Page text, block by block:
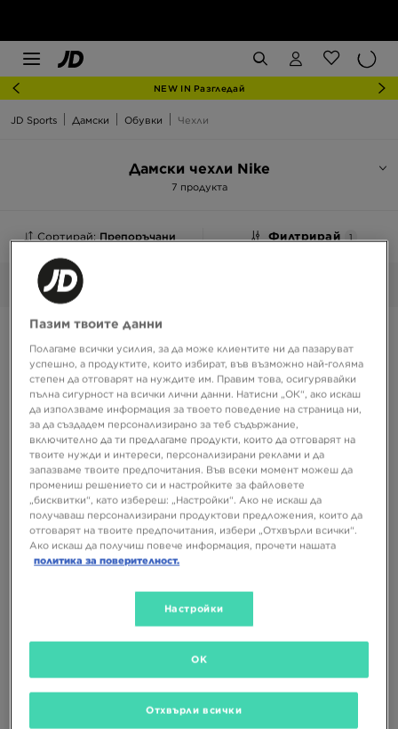
NEW IN Разгледай
JD Sports Дамски Обувки Чехли
Дамски чехли Nike
7 продукта
Сортирай:Препоръчани Филтрирай 1
Избрани:
NIKE VICTORI ONE SLIDE
68,43 ЛВ.
Пазим твоите данни
Полагаме всички усилия, за да може клиентите ни да пазаруват
успешно, а продуктите, които избират, във възможно най-голяма
степен да отговарят на нуждите им. Правим това, осигурявайки
пълна сигурност на всички лични данни. Натисни „ОК“, ако искаш
да използваме информация за твоето поведение на страница ни,
за да създадем персонализирано за теб съдържание,
включително да ти предлагаме продукти, които да отговарят на
твоите нужди и интереси, персонализирани реклами и да
запазваме твоите предпочитания. Във всеки момент можеш да
промениш решението си и настройките за файловете
„бисквитки“, като избереш: „Настройки“. Ако не искаш да
получаваш персонализирани продуктови предложения, които да
отговарят на твоите предпочитания, избери „Отхвърли всички“.
Ако искаш да получиш повече информация, прочети нашата
политика за поверителност.
Настройки
Отхвърли всички
OK